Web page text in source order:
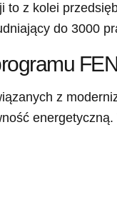
to z kolei
do 3000
z
energetyczną.